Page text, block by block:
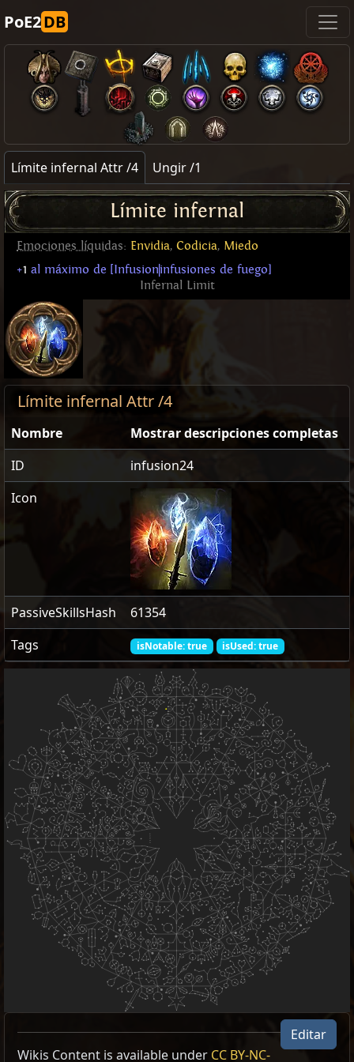
PoE2DB
Límite infernal Attr /4 Ungir /1
Límite infernal
Emociones líquidas: Envidia, Codicia, Miedo
+1 al máximo de [Infusion|infusiones de fuego]
Infernal Limit
Límite infernal Attr /4
Nombre
Mostrar descripciones completas
ID
infusion24
Icon
PassiveSkillsHash
61354
Tags
isNotable: true isUsed: true
Editar
Wikis Content is available under CC BY-NC-